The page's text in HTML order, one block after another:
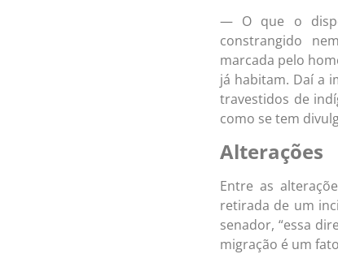
— O que o
constrangido
marcada pelo
já habitam. Daí a
travestidos de
como se tem
Alterações
Entre as
retirada de um
senador, “essa
migração é um